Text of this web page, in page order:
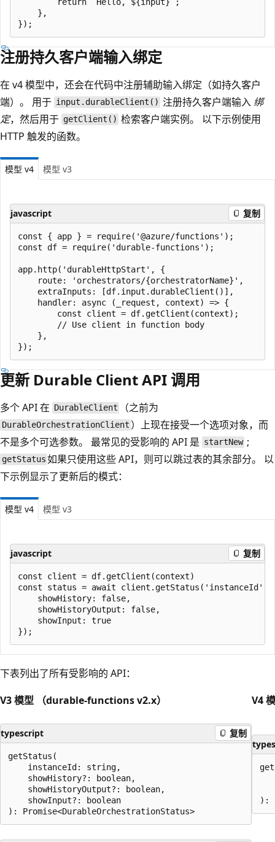
    },
注册持久客户端输入绑定
在 v4 模型中，还会在代码中注册辅助输入绑定（如持久客户
端）。 用于 input.durableClient() 注册持久客户端输入绑
定，然后用于 getClient() 检索客户端实例。 以下示例使用
HTTP 触发的函数。
模型 v4 模型 v3
javascript 复制
const { app } = require('@azure/functions');
const df = require('durable-functions');
app.http('durableHttpStart', {
    route: 'orchestrators/{orchestratorName}',
    extraInputs: [df.input.durableClient()],
    handler: async (_request, context) => {
        const client = df.getClient(context);
        // Use client in function body
    },
更新 Durable Client API 调用
多个 API 在 DurableClient （之前为
DurableOrchestrationClient ）上现在接受一个选项对象，而
不是多个可选参数。 最常见的受影响的 API 是 startNew ;
getStatus 如果只使用这些 API，则可以跳过表的其余部分。 以
下示例显示了更新后的模式：
模型 v4 模型 v3
javascript 复制
const client = df.getClient(context)
const status = await client.getStatus('instanceId',
    showHistory: false,
    showHistoryOutput: false,
    showInput: true
下表列出了所有受影响的 API：
V3 模型 （durable-functions v2.x）
V4
typescript 复制
getStatus(
    instanceId: string,
    showHistory?: boolean,
    showHistoryOutput?: boolean,
    showInput?: boolean